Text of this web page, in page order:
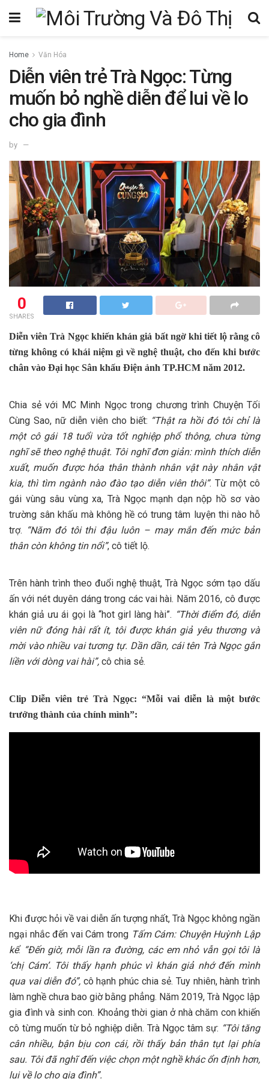
Home Văn Hóa
Diễn viên trẻ Trà Ngọc: Từng
muốn bỏ nghề diễn để lui về lo
cho gia đình
by
0
SHARES
Diễn viên Trà Ngọc khiến khán giả bất ngờ khi tiết lộ rằng cô
từng không có khái niệm gì về nghệ thuật, cho đến khi bước
chân vào Đại học Sân khấu Điện ảnh TP.HCM năm 2012.
Chia sẻ với MC Minh Ngọc trong chương trình Chuyện Tối
Cùng Sao, nữ diễn viên cho biết: “Thật ra hồi đó tôi chỉ là
một cô gái 18 tuổi vừa tốt nghiệp phổ thông, chưa từng
nghĩ sẽ theo nghệ thuật. Tôi nghĩ đơn giản: mình thích diễn
xuất, muốn được hóa thân thành nhân vật này nhân vật
kia, thì tìm ngành nào đào tạo diễn viên thôi”. Từ một cô
gái vùng sâu vùng xa, Trà Ngọc mạnh dạn nộp hồ sơ vào
trường sân khấu mà không hề có trung tâm luyện thi nào hỗ
trợ. “Năm đó tôi thi đậu luôn – may mắn đến mức bản
thân còn không tin nổi”, cô tiết lộ.
Trên hành trình theo đuổi nghệ thuật, Trà Ngọc sớm tạo dấu
ấn với nét duyên dáng trong các vai hài. Năm 2016, cô được
khán giả ưu ái gọi là “hot girl làng hài”. “Thời điểm đó, diễn
viên nữ đóng hài rất ít, tôi được khán giả yêu thương và
mời vào nhiều vai tương tự. Dần dần, cái tên Trà Ngọc gắn
liền với dòng vai hài”, cô chia sẻ.
Clip Diễn viên trẻ Trà Ngọc: “Mỗi vai diễn là một bước
trưởng thành của chính mình”:
Khi được hỏi về vai diễn ấn tượng nhất, Trà Ngọc không ngần
ngại nhắc đến vai Cám trong Tấm Cám: Chuyện Huỳnh Lập
kể. “Đến giờ, mỗi lần ra đường, các em nhỏ vẫn gọi tôi là
‘chị Cám’. Tôi thấy hạnh phúc vì khán giả nhớ đến mình
qua vai diễn đó”, cô hạnh phúc chia sẻ. Tuy nhiên, hành trình
làm nghề chưa bao giờ bằng phẳng. Năm 2019, Trà Ngọc lập
gia đình và sinh con. Khoảng thời gian ở nhà chăm con khiến
cô từng muốn từ bỏ nghiệp diễn. Trà Ngọc tâm sự: “Tôi tăng
cân nhiều, bận bịu con cái, rồi thấy bản thân tụt lại phía
sau. Tôi đã nghĩ đến việc chọn một nghề khác ổn định hơn,
lui về lo cho gia đình”.